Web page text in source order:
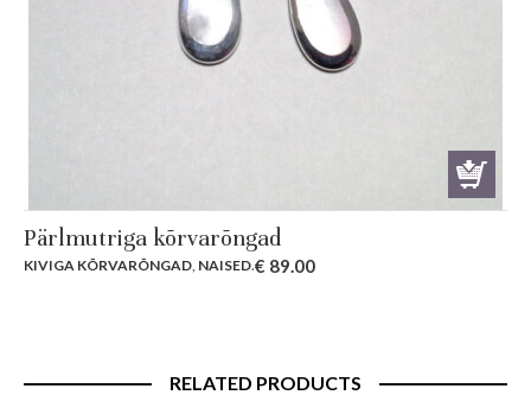
Pärlmutriga kõrvarõngad
KIVIGA KÕRVARÕNGAD, NAISED.€ 89.00
RELATED PRODUCTS